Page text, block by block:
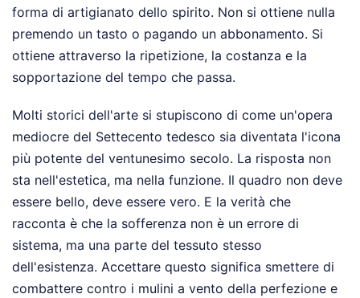
forma di artigianato dello spirito. Non si ottiene nulla
premendo un tasto o pagando un abbonamento. Si
ottiene attraverso la ripetizione, la costanza e la
sopportazione del tempo che passa.
Molti storici dell'arte si stupiscono di come un'opera
mediocre del Settecento tedesco sia diventata l'icona
più potente del ventunesimo secolo. La risposta non
sta nell'estetica, ma nella funzione. Il quadro non deve
essere bello, deve essere vero. E la verità che
racconta è che la sofferenza non è un errore di
sistema, ma una parte del tessuto stesso
dell'esistenza. Accettare questo significa smettere di
combattere contro i mulini a vento della perfezione e